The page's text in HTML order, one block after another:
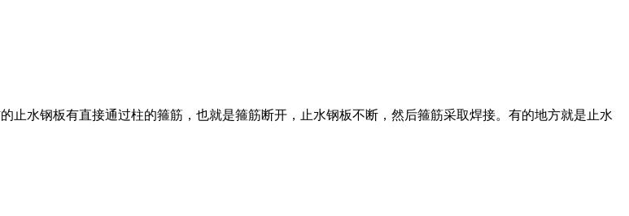
止水钢板有直接通过柱的箍筋，也就是箍筋断开，止水钢板不断，然后箍筋采取焊接。有的地方就是止水